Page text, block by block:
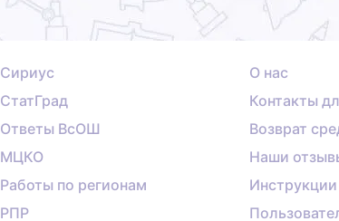
Сириус
СтатГрад
Ответы ВсОШ
МЦКО
Работы по регионам
РПР
О нас
Контакты
Возврат
Наши
Инструкции